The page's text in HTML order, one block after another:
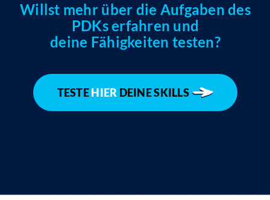
Willst mehr über die Aufgaben des
PDKs erfahren und
deine Fähigkeiten testen?
TESTEHIER DEINE SKILLS